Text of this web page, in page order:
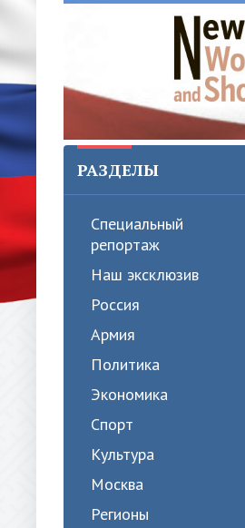
РАЗДЕЛЫ
Специальный
репортаж
Наш эксклюзив
Россия
Армия
Политика
Экономика
Спорт
Культура
Москва
Регионы